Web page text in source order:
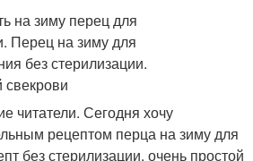
читатели. Сегодня хочу
рецептом перца на зиму для
без стерилизации, очень простой